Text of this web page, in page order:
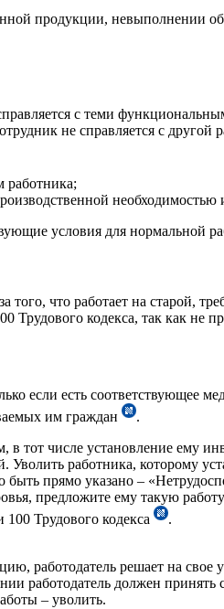
продукции, невыполнении
с теми
не справляется с другой
работника;
необходимостью
условия для нормальной
того, что работает на старой,
Трудового кодекса, так как не
если есть
им граждан
.
тот числе установление ему
Уволить работника, которому
прямо указано –
предложите ему такую
100 Трудового кодекса
.
работодатель решает на
работодатель должен
– уволить.